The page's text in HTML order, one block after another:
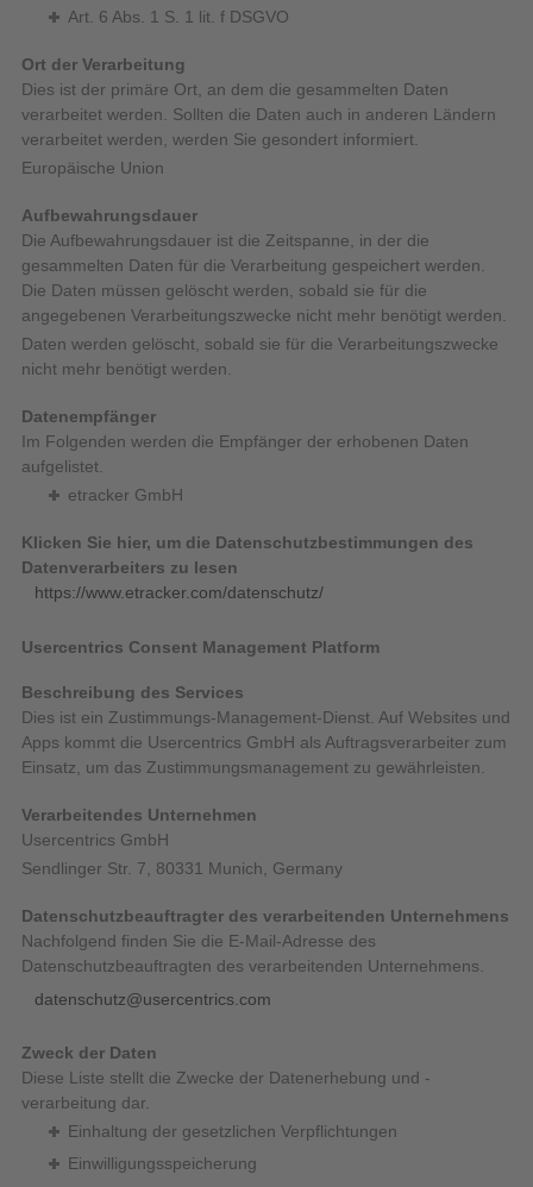
Art. 6 Abs. 1 S. 1 lit. f DSGVO
Ort der Verarbeitung
Dies ist der primäre Ort, an dem die gesammelten Daten
verarbeitet werden. Sollten die Daten auch in anderen Ländern
verarbeitet werden, werden Sie gesondert informiert.
Europäische Union
Aufbewahrungsdauer
Die Aufbewahrungsdauer ist die Zeitspanne, in der die
gesammelten Daten für die Verarbeitung gespeichert werden.
Die Daten müssen gelöscht werden, sobald sie für die
angegebenen Verarbeitungszwecke nicht mehr benötigt werden.
Daten werden gelöscht, sobald sie für die Verarbeitungszwecke
nicht mehr benötigt werden.
Datenempfänger
Im Folgenden werden die Empfänger der erhobenen Daten
aufgelistet.
etracker GmbH
Klicken Sie hier, um die Datenschutzbestimmungen des
Datenverarbeiters zu lesen
https://www.etracker.com/datenschutz/
Usercentrics Consent Management Platform
Beschreibung des Services
Dies ist ein Zustimmungs-Management-Dienst. Auf Websites und
Apps kommt die Usercentrics GmbH als Auftragsverarbeiter zum
Einsatz, um das Zustimmungsmanagement zu gewährleisten.
Verarbeitendes Unternehmen
Usercentrics GmbH
Sendlinger Str. 7, 80331 Munich, Germany
Datenschutzbeauftragter des verarbeitenden Unternehmens
Nachfolgend finden Sie die E-Mail-Adresse des
Datenschutzbeauftragten des verarbeitenden Unternehmens.
datenschutz@usercentrics.com
Zweck der Daten
Diese Liste stellt die Zwecke der Datenerhebung und -
verarbeitung dar.
Einhaltung der gesetzlichen Verpflichtungen
Einwilligungsspeicherung